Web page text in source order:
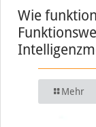
Wie
Mehr